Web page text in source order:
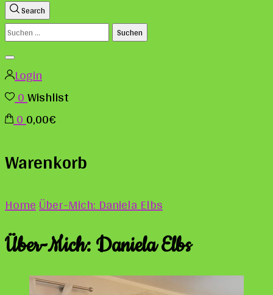
Search
Suchen
nach:
Login
0Wishlist
00,00€
Warenkorb
HomeÜber-Mich: Daniela Elbs
Über-Mich: Daniela Elbs